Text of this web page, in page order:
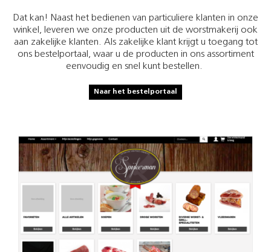
Dat kan! Naast het bedienen van particuliere klanten in onze
winkel, leveren we onze producten uit de worstmakerij ook
aan zakelijke klanten. Als zakelijke klant krijgt u toegang tot
ons bestelportaal, waar u de producten in ons assortiment
eenvoudig en snel kunt bestellen.
Naar het bestelportaal